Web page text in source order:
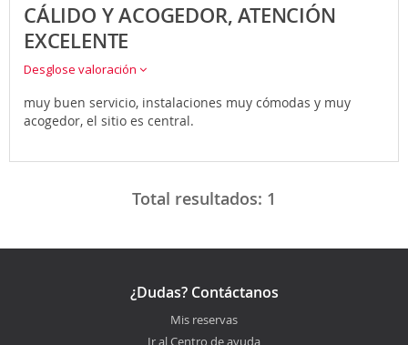
CÁLIDO Y ACOGEDOR, ATENCIÓN
EXCELENTE
Desglose valoración
muy buen servicio, instalaciones muy cómodas y muy
acogedor, el sitio es central.
Total resultados: 1
¿Dudas? Contáctanos
Mis reservas
Ir al Centro de ayuda